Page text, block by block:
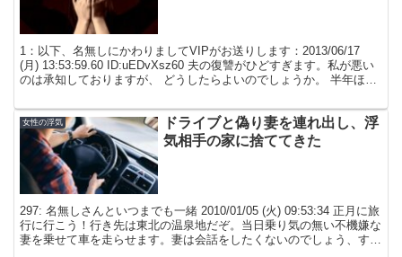
1：以下、名無しにかわりましてVIPがお送りします：2013/06/17
(月) 13:53:59.60 ID:uEDvXsz60 夫の復讐がひどすぎます。私が悪い
のは承知しておりますが、 どうしたらよいのでしょうか。 半年ほど
女性の浮気
ドライブと偽り妻を連れ出し、浮
気相手の家に捨ててきた
297: 名無しさんといつまでも一緒 2010/01/05 (火) 09:53:34 正月に旅
行に行こう！行き先は東北の温泉地だぞ。当日乗り気の無い不機嫌な
妻を乗せて車を走らせます。妻は会話をしたくないのでしょう、すぐ